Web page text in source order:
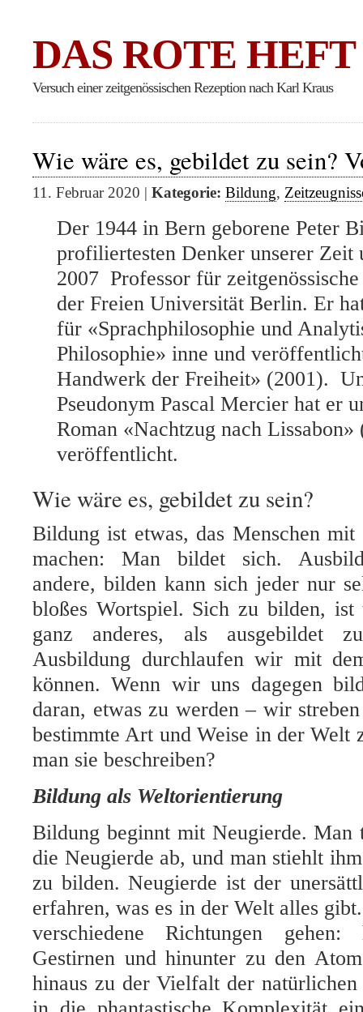
DAS ROTE HEFT
Versuch einer zeitgenössischen Rezeption nach Karl Kraus
Wie wäre es, gebildet zu sein?
11. Februar 2020 | Kategorie: Bildung,
Der 1944 in Bern geborene Peter
profiliertesten Denker unserer
2007 Professor für
der Freien Universität Berlin. Er
für «Sprachphilosophie und
Philosophie» inne und
Handwerk der Freiheit» (2001).
Pseudonym Pascal Mercier hat er
Roman «Nachtzug nach Lissabon»
veröffentlicht.
Wie wäre es, gebildet zu sein?
Bildung ist etwas, das Menschen
machen: Man bildet sich.
andere, bilden kann sich jeder nur
bloßes Wortspiel. Sich zu bilden, ist
ganz anderes, als ausgebildet
Ausbildung durchlaufen wir mit
können. Wenn wir uns dagegen
daran, etwas zu werden – wir
bestimmte Art und Weise in der Welt
man sie beschreiben?
Bildung als Weltorientierung
Bildung beginnt mit Neugierde. Man
die Neugierde ab, und man stiehlt
zu bilden. Neugierde ist der
erfahren, was es in der Welt alles
verschiedene Richtungen
Gestirnen und hinunter zu den
hinaus zu der Vielfalt der